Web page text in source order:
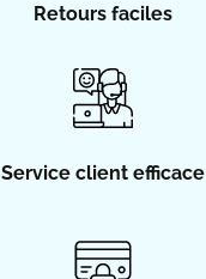
Retours faciles
Service client efficace